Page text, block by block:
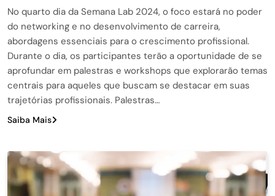
No quarto dia da Semana Lab 2024, o foco estará no poder
do networking e no desenvolvimento de carreira,
abordagens essenciais para o crescimento profissional.
Durante o dia, os participantes terão a oportunidade de se
aprofundar em palestras e workshops que explorarão temas
centrais para aqueles que buscam se destacar em suas
trajetórias profissionais. Palestras…
Saiba Mais